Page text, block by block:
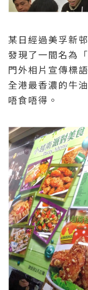
某日經過美孚新
發現了一間名為
門外相片宣傳標
全港最香濃的牛
唔食唔得。